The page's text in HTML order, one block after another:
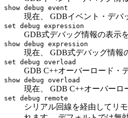
show debug event
現在、 GDBイベント・デバ
set debug expression
GDB式デバッグ情報の表示
show debug expression
現在、 GDB式デバッグ情報
set debug overload
GDB C++オーバーロード・
show debug overload
現在、 GDB C++オーバーロ
set debug remote
シリアル回線を経由してリ